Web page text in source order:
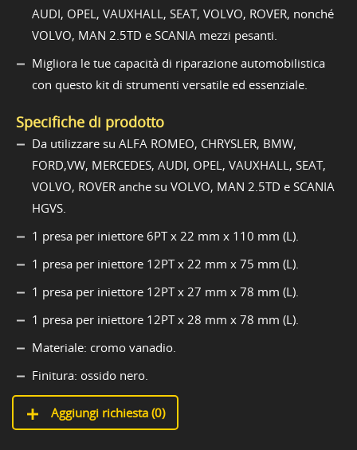
AUDI, OPEL, VAUXHALL, SEAT, VOLVO, ROVER, nonché
VOLVO, MAN 2.5TD e SCANIA mezzi pesanti.
Migliora le tue capacità di riparazione automobilistica
con questo kit di strumenti versatile ed essenziale.
Specifiche di prodotto
Da utilizzare su ALFA ROMEO, CHRYSLER, BMW,
FORD,VW, MERCEDES, AUDI, OPEL, VAUXHALL, SEAT,
VOLVO, ROVER anche su VOLVO, MAN 2.5TD e SCANIA
HGVS.
1 presa per iniettore 6PT x 22 mm x 110 mm (L).
1 presa per iniettore 12PT x 22 mm x 75 mm (L).
1 presa per iniettore 12PT x 27 mm x 78 mm (L).
1 presa per iniettore 12PT x 28 mm x 78 mm (L).
Materiale: cromo vanadio.
Finitura: ossido nero.
Aggiungi richiesta (0)